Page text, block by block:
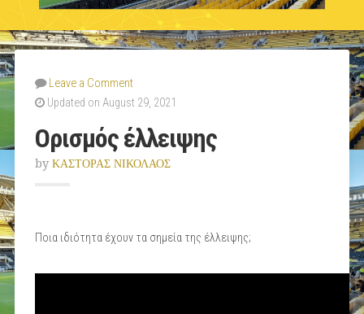
Leave a Comment
Updated on August 29, 2021
Ορισμός έλλειψης
by ΚΑΣΤΟΡΑΣ ΝΙΚΟΛΑΟΣ
Ποια ιδιότητα έχουν τα σημεία της έλλειψης;